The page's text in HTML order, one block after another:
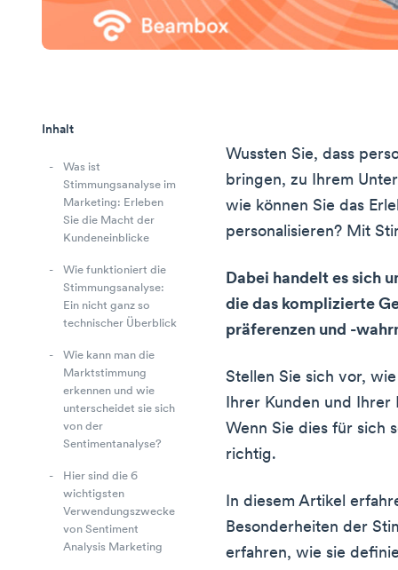
Inhalt
Was ist
Stimmungsanalyse im
Marketing: Erleben
Sie die Macht der
Kundeneinblicke
Wie funktioniert die
Stimmungsanalyse:
Ein nicht ganz so
technischer Überblick
Wie kann man die
Marktstimmung
erkennen und wie
unterscheidet sie sich
von der
Sentimentanalyse?
Hier sind die 6
wichtigsten
Verwendungszwecke
von Sentiment
Analysis Marketing
Wussten Sie, dass
bringen, zu Ihrem
wie können Sie das
personalisieren? Mit
Dabei handelt es sich
die das komplizierte
präferenzen und -
Stellen Sie sich vor,
Ihrer Kunden und Ihrer
Wenn Sie dies für sich
richtig.
In diesem Artikel
Besonderheiten der
erfahren, wie sie